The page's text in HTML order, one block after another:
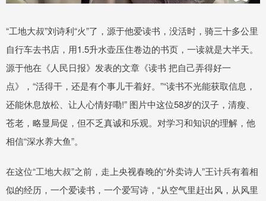
“工地大叔”刘诗利“火”了，源于他爱读书，没活时，骑三十多公里
自行车去书店，用1.5升水壶压住卷边的书页，一读就是大半天。
源于他在《人民日报》发表的文章《读书 把自己弄得好一
点》，“活得干，还是有个事儿干着好。”“读书不光能获取信息，
还能休息放松、让人心情好嘞!” 图片中这位58岁的汉子，清瘦、
苍老，略显局促，但不乏真诚和乐观。对学习和知识的理解，他
相信“深水养大鱼”。
在这位“工地大叔”之前，走上央视春晚的“外卖诗人”王计兵有着相
似的经历，一个爱读书，一个爱写诗，“从空气里赶出风，从风里